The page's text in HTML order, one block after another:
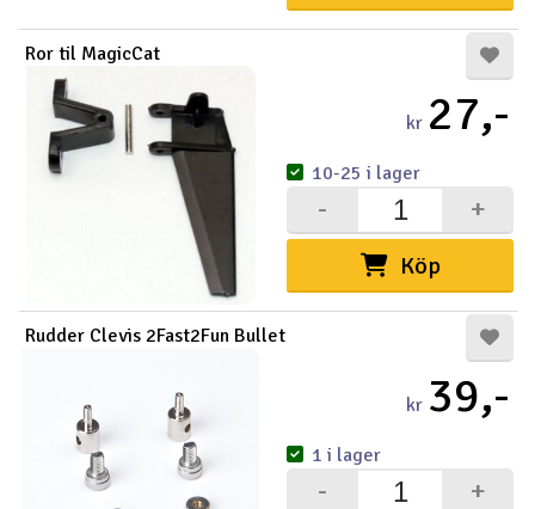
Motor & tillbehör
Outlet
Radioutrustning
Scooter & elfordon
Solenergi
Verktyg, utrustning och tillbehör
Ror til MagicCat
kr 27,-
Köp
+
-
10-25 i lager
Rudder Clevis 2Fast2Fun Bullet
kr 39,-
+
-
1 i lager